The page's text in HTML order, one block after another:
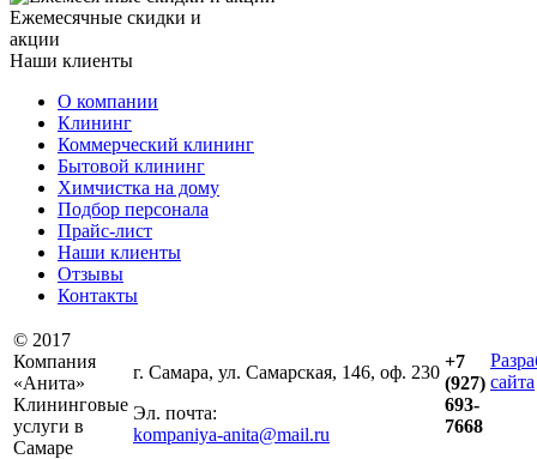
Ежемесячные скидки и
акции
Наши клиенты
О компании
Клининг
Коммерческий клининг
Бытовой клининг
Химчистка на дому
Подбор персонала
Прайс-лист
Наши клиенты
Отзывы
Контакты
© 2017
Компания
«Анита»
Клининговые
услуги в
Самаре
г. Самара, ул. Самарская, 146, оф. 230
Эл. почта:
kompaniya-anita@mail.ru
+7
(927)
693-
7668
сайта